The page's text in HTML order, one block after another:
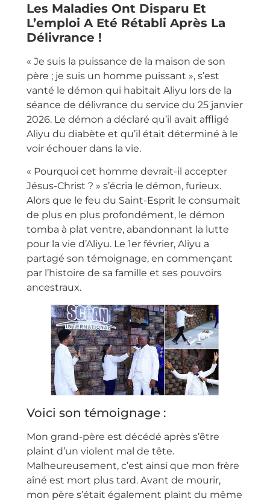
Les Maladies Ont Disparu Et
L’emploi A Eté Rétabli Après La
Délivrance !
« Je suis la puissance de la maison de son
père ; je suis un homme puissant », s’est
vanté le démon qui habitait Aliyu lors de la
séance de délivrance du service du 25 janvier
2026. Le démon a déclaré qu’il avait affligé
Aliyu du diabète et qu’il était déterminé à le
voir échouer dans la vie.
« Pourquoi cet homme devrait-il accepter
Jésus-Christ ? » s’écria le démon, furieux.
Alors que le feu du Saint-Esprit le consumait
de plus en plus profondément, le démon
tomba à plat ventre, abandonnant la lutte
pour la vie d’Aliyu. Le 1er février, Aliyu a
partagé son témoignage, en commençant
par l’histoire de sa famille et ses pouvoirs
ancestraux.
Voici son témoignage :
Mon grand-père est décédé après s’être
plaint d’un violent mal de tête.
Malheureusement, c’est ainsi que mon frère
aîné est mort plus tard. Avant de mourir,
mon père s’était également plaint du même